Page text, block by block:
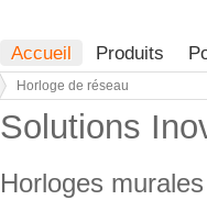
Accueil Produits
Horloge de réseau
Solutions
Horloges